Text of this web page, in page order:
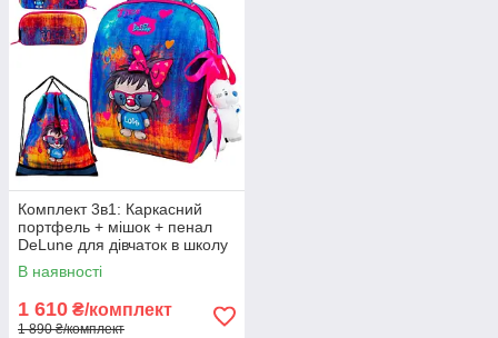
Комплект 3в1: Каркасний
портфель + мішок + пенал
DeLune для дівчаток в школу
на 1 клас/ Шкільний рожевий
рюкзак ранець з їжачком
В наявності
1 610 ₴/комплект
1 890 ₴/комплект